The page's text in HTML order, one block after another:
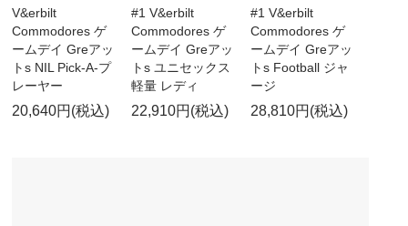
V&erbilt
Commodores ゲ
ームデイ Greアッ
トs NIL Pick-A-プ
レーヤー
20,640円(税込)
#1 V&erbilt
Commodores ゲ
ームデイ Greアッ
トs ユニセックス
軽量 レディ
22,910円(税込)
#1 V&erbilt
Commodores ゲ
ームデイ Greアッ
トs Football ジャ
ージ
28,810円(税込)